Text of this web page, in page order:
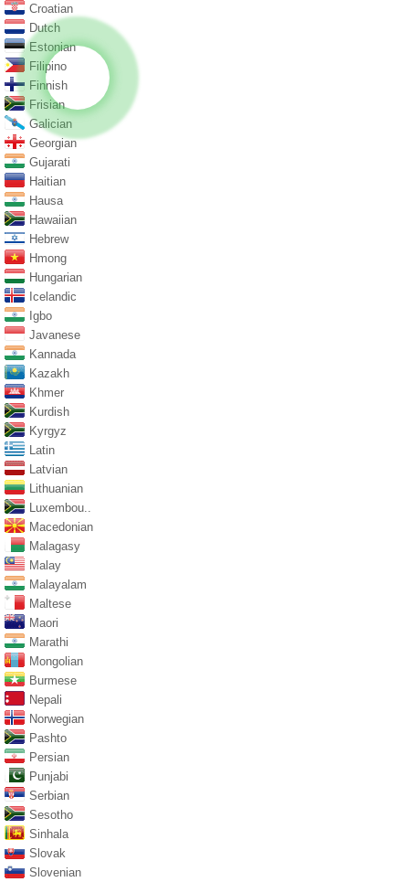
Croatian
Dutch
Estonian
Filipino
Finnish
Frisian
Galician
Georgian
Gujarati
Haitian
Hausa
Hawaiian
Hebrew
Hmong
Hungarian
Icelandic
Igbo
Javanese
Kannada
Kazakh
Khmer
Kurdish
Kyrgyz
Latin
Latvian
Lithuanian
Luxembou..
Macedonian
Malagasy
Malay
Malayalam
Maltese
Maori
Marathi
Mongolian
Burmese
Nepali
Norwegian
Pashto
Persian
Punjabi
Serbian
Sesotho
Sinhala
Slovak
Slovenian